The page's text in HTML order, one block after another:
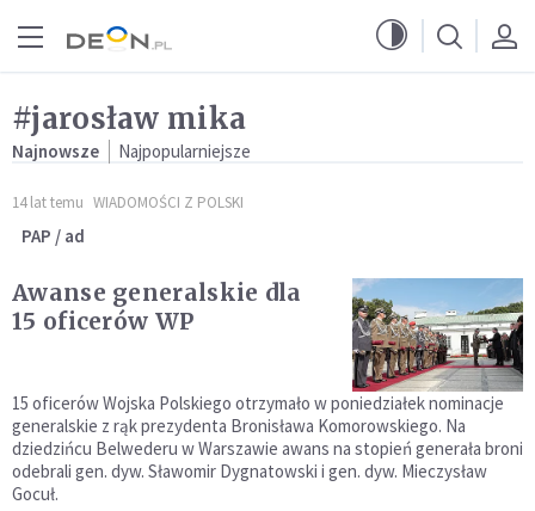
#jarosław mika
Najnowsze Najpopularniejsze
14 lat temu WIADOMOŚCI Z POLSKI
PAP / ad
Awanse generalskie dla
15 oficerów WP
15 oficerów Wojska Polskiego otrzymało w poniedziałek nominacje
generalskie z rąk prezydenta Bronisława Komorowskiego. Na
dziedzińcu Belwederu w Warszawie awans na stopień generała broni
odebrali gen. dyw. Sławomir Dygnatowski i gen. dyw. Mieczysław
Gocuł.